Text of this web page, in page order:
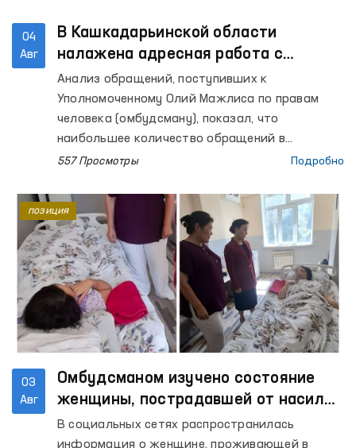
04
Авг
В Кашкадарьинской области
налажена адресная работа с
территориями, откуда поступает
наибольшее количество обращений
Анализ обращений, поступивших к
Уполномоченному Олий Мажлиса по правам
человека (омбудсману), показал, что
наибольшее количество обращений в
Кашкадарьинской области поступает из
557 Просмотры Подробно
03
Авг
Омбудсманом изучено состояние
женщины, пострадавшей от насилия
в Кашкадарьинской области
В социальных сетях распространилась
информация о женщине, проживающей в
позиция